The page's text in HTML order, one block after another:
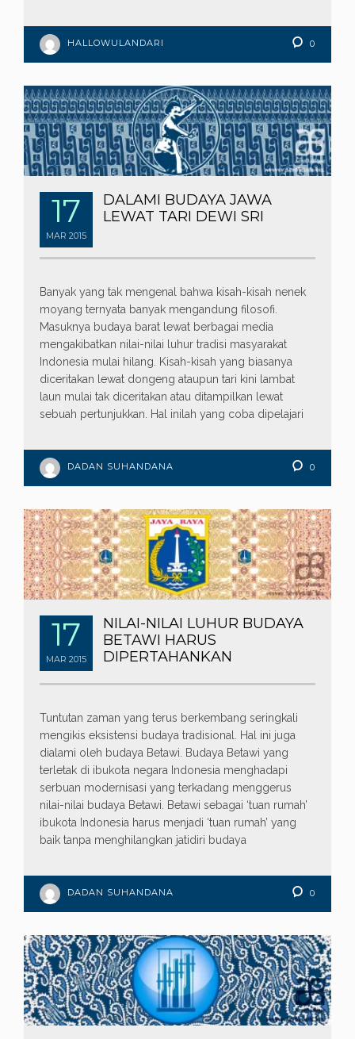
HALLOWULANDARI 0
17
MAR 2015
DALAMI BUDAYA JAWA
LEWAT TARI DEWI SRI
Banyak yang tak mengenal bahwa kisah-kisah nenek
moyang ternyata banyak mengandung filosofi.
Masuknya budaya barat lewat berbagai media
mengakibatkan nilai-nilai luhur tradisi masyarakat
Indonesia mulai hilang. Kisah-kisah yang biasanya
diceritakan lewat dongeng ataupun tari kini lambat
laun mulai tak diceritakan atau ditampilkan lewat
sebuah pertunjukkan. Hal inilah yang coba dipelajari
DADAN SUHANDANA 0
17
MAR 2015
NILAI-NILAI LUHUR BUDAYA
BETAWI HARUS
DIPERTAHANKAN
Tuntutan zaman yang terus berkembang seringkali
mengikis eksistensi budaya tradisional. Hal ini juga
dialami oleh budaya Betawi. Budaya Betawi yang
terletak di ibukota negara Indonesia menghadapi
serbuan modernisasi yang terkadang menggerus
nilai-nilai budaya Betawi. Betawi sebagai ‘tuan rumah’
ibukota Indonesia harus menjadi ‘tuan rumah’ yang
baik tanpa menghilangkan jatidiri budaya
DADAN SUHANDANA 0